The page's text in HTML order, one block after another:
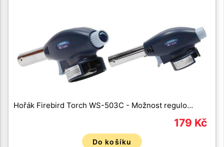
Hořák Firebird Torch WS-503C - Možnost regulo…
179 Kč
Do košíku